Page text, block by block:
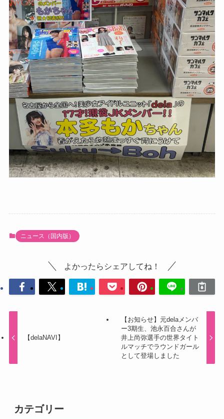
ニュース（国内版）
よかったらシェアしてね！
【delaNAVI】
【お知らせ】元delaメンバ
ー3期生、池永百合さんが
井上尚弥選手の世界タイト
ルマッチでラウンドガール
として登場しました
カテゴリー